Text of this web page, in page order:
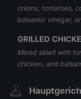
onions, tomatoes,
balsamic vinegar,
GRILLED
Mixed salad with
chicken, and